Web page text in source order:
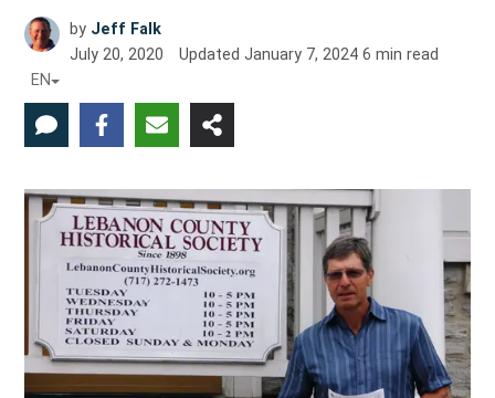
by Jeff Falk
July 20, 2020
UpdatedJanuary 7, 2024 6 min read
EN